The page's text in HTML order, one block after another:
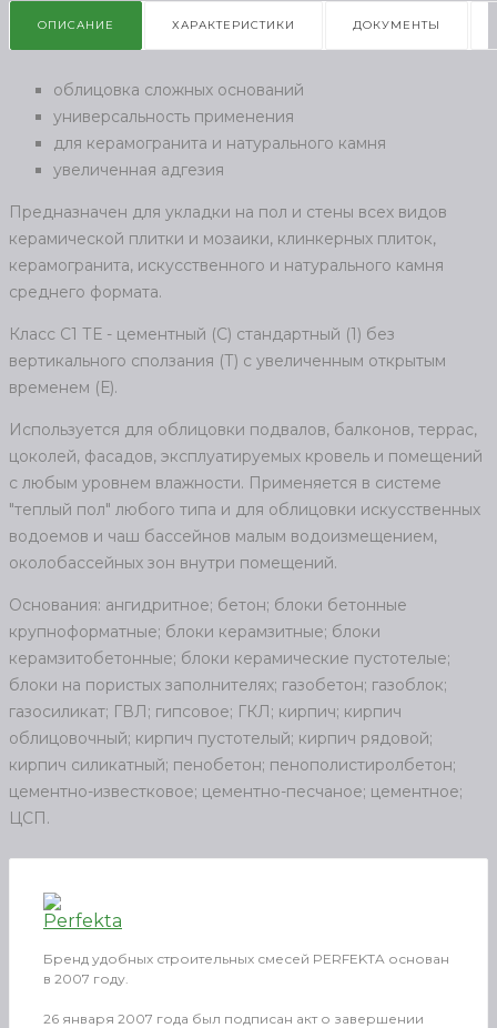
ОПИСАНИЕ ХАРАКТЕРИСТИКИ ДОКУМЕНТЫ
облицовка сложных оснований
универсальность применения
для керамогранита и натурального камня
увеличенная адгезия
Предназначен для укладки на пол и стены всех видов
керамической плитки и мозаики, клинкерных плиток,
керамогранита, искусственного и натурального камня
среднего формата.
Класс С1 ТЕ - цементный (С) стандартный (1) без
вертикального сползания (Т) с увеличенным открытым
временем (Е).
Используется для облицовки подвалов, балконов, террас,
цоколей, фасадов, эксплуатируемых кровель и помещений
с любым уровнем влажности. Применяется в системе
"теплый пол" любого типа и для облицовки искусственных
водоемов и чаш бассейнов малым водоизмещением,
околобассейных зон внутри помещений.
Основания: ангидритное; бетон; блоки бетонные
крупноформатные; блоки керамзитные; блоки
керамзитобетонные; блоки керамические пустотелые;
блоки на пористых заполнителях; газобетон; газоблок;
газосиликат; ГВЛ; гипсовое; ГКЛ; кирпич; кирпич
облицовочный; кирпич пустотелый; кирпич рядовой;
кирпич силикатный; пенобетон; пенополистиролбетон;
цементно-известковое; цементно-песчаное; цементное;
ЦСП.
Бренд удобных строительных смесей PERFEKTA основан
в 2007 году.
26 января 2007 года был подписан акт о завершении